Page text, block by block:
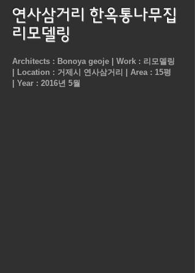
연사삼거리 한옥통나무집
리모델링
Architects : Bonoya geoje | Work : 리모델링
Location : 거제시 연사삼거리 | Area : 15평
Year : 2016년 5월